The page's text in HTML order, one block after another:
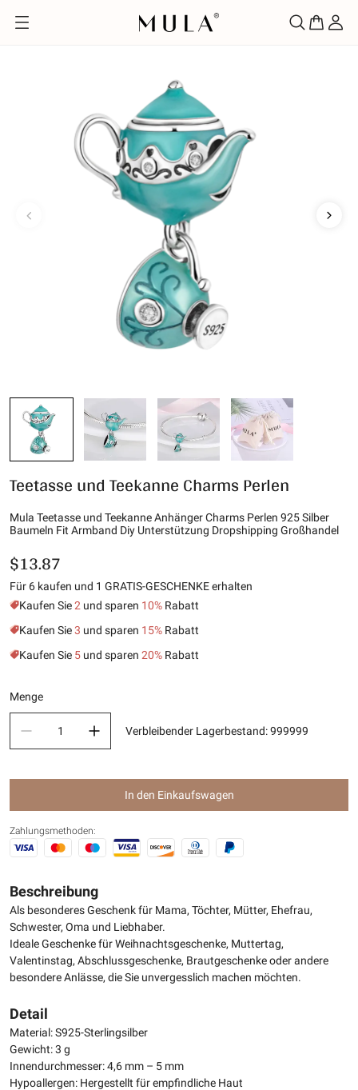
Teetasse und Teekanne Charms Perlen
Mula Teetasse und Teekanne Anhänger Charms Perlen 925 Silber
Baumeln Fit Armband Diy Unterstützung Dropshipping Großhandel
$13.87
Für 6 kaufen und 1 GRATIS-GESCHENKE erhalten
Kaufen Sie2 und sparen 10% Rabatt
Kaufen Sie3 und sparen 15% Rabatt
Kaufen Sie 5 und sparen 20% Rabatt
Menge
Verbleibender Lagerbestand:999999
In den Einkaufswagen
Zahlungsmethoden:
Beschreibung
Als besonderes Geschenk für Mama, Töchter, Mütter, Ehefrau,
Schwester, Oma und Liebhaber.
Ideale Geschenke für Weihnachtsgeschenke, Muttertag,
Valentinstag, Abschlussgeschenke, Brautgeschenke oder andere
besondere Anlässe, die Sie unvergesslich machen möchten.
Detail
Material: S925-Sterlingsilber
Gewicht: 3 g
Innendurchmesser: 4,6 mm – 5 mm
Hypoallergen: Hergestellt für empfindliche Haut